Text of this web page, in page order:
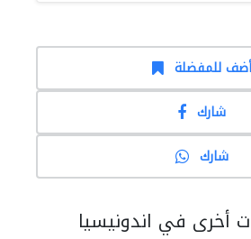
أضف للمفضلة
شارك
شارك
أخرى في اندونيسيا